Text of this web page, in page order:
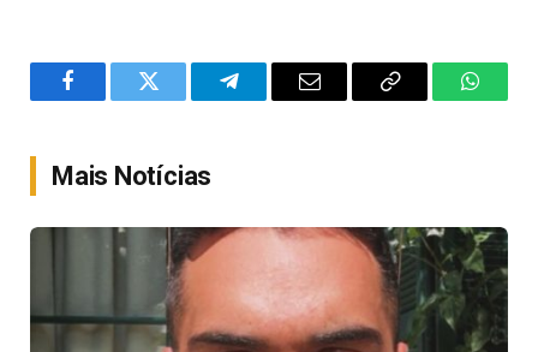
FacebookTwitter TelegramEmail
Copy
Mais Notícias